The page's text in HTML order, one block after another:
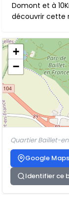
Domont et à
découvrir cette
+
−
Quartier Baillet-
Google Maps
Identifier ce